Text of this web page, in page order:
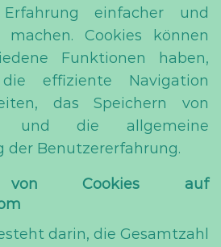
Erfahrung einfacher und
Cookies können
Funktionen haben,
effiziente Navigation
das Speichern von
und die allgemeine
der Benutzererfahrung.
von Cookies auf
darin, die Gesamtzahl